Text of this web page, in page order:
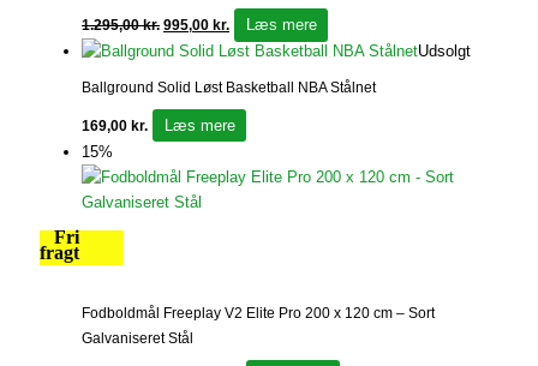
1.295,00kr. 995,00 kr.
Læs mere
Udsolgt
Ballground Solid Løst Basketball NBA Stålnet
169,00 kr.
Læs mere
15%
Fri
fragt
Fodboldmål Freeplay V2 Elite Pro 200 x 120 cm – Sort
Galvaniseret Stål